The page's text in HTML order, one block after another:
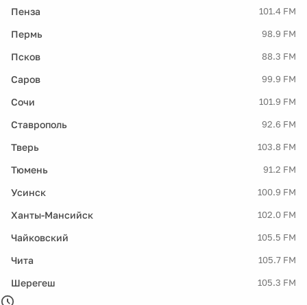
Пенза 101.4 FM
Пермь 98.9 FM
Псков 88.3 FM
Саров 99.9 FM
Сочи 101.9 FM
Ставрополь 92.6 FM
Тверь 103.8 FM
Тюмень 91.2 FM
Усинск 100.9 FM
Ханты-Мансийск 102.0 FM
Чайковский 105.5 FM
Чита 105.7 FM
Шерегеш 105.3 FM